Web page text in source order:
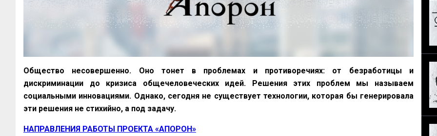
Общество несовершенно. Оно тонет в проблемах и противоречиях: от безработицы и
дискриминации до кризиса общечеловеческих идей. Решения этих проблем мы называем
социальными инновациями. Однако, сегодня не существует технологии, которая бы генерировала
эти решения не стихийно, а под задачу.
НАПРАВЛЕНИЯ РАБОТЫ ПРОЕКТА «АПОРОН»